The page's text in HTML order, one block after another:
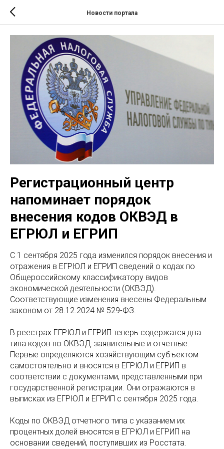
Новости портала
Регистрационный центр
напоминает порядок
внесения кодов ОКВЭД в
ЕГРЮЛ и ЕГРИП
С 1 сентября 2025 года изменился порядок внесения и
отражения в ЕГРЮЛ и ЕГРИП сведений о кодах по
Общероссийскому классификатору видов
экономической деятельности (ОКВЭД).
Соответствующие изменения внесены Федеральным
законом от 28.12.2024 № 529-ФЗ.
В реестрах ЕГРЮЛ и ЕГРИП теперь содержатся два
типа кодов по ОКВЭД: заявительные и отчетные.
Первые определяются хозяйствующим субъектом
самостоятельно и вносятся в ЕГРЮЛ и ЕГРИП в
соответствии с документами, представленными при
государственной регистрации. Они отражаются в
выписках из ЕГРЮЛ и ЕГРИП с сентября 2025 года.
Коды по ОКВЭД отчетного типа с указанием их
процентных долей вносятся в ЕГРЮЛ и ЕГРИП на
основании сведений, поступивших из Росстата.